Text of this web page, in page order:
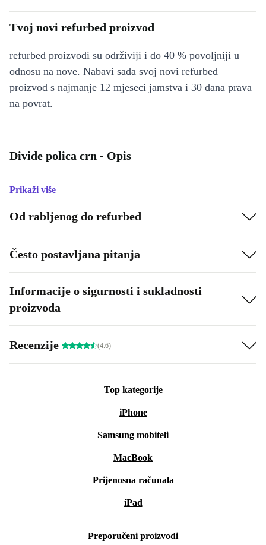
Tvoj novi refurbed proizvod
refurbed proizvodi su održiviji i do 40 % povoljniji u
odnosu na nove. Nabavi sada svoj novi refurbed
proizvod s najmanje 12 mjeseci jamstva i 30 dana prava
na povrat.
Divide polica crn - Opis
Prikaži više
Od rabljenog do refurbed
Često postavljana pitanja
Informacije o sigurnosti i sukladnosti
proizvoda
Recenzije (4.6)
Top kategorije
iPhone
Samsung mobiteli
MacBook
Prijenosna računala
iPad
Preporučeni proizvodi